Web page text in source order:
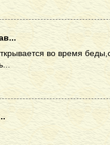
во время